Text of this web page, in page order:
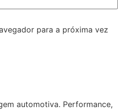
para a próxima vez
automotiva. Performance,